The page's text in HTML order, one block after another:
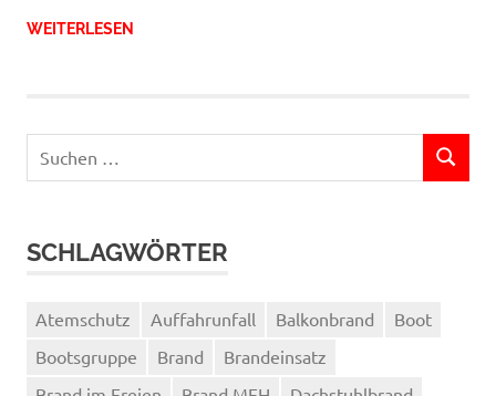
WEITERLESEN
Suchen
SUCHEN
SCHLAGWÖRTER
Atemschutz Auffahrunfall Balkonbrand
Boot
Bootsgruppe
Brand
Brandeinsatz